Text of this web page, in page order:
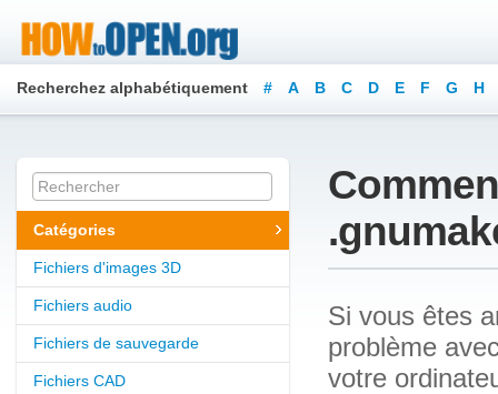
Recherchez alphabétiquement # A B C D E F G H
Catégories
Fichiers d'images 3D
Fichiers audio
Fichiers de sauvegarde
Fichiers CAD
Si vous êtes
problème
votre